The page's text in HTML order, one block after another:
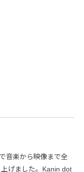
音楽から映像まで全
げました。Kanin dot